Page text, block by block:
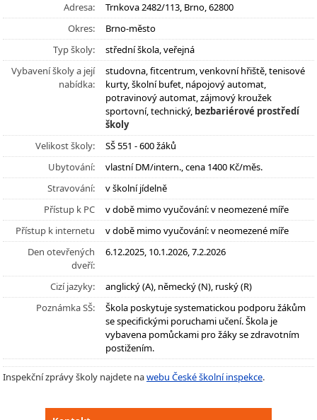
Adresa:
Trnkova 2482/113, Brno, 62800
Okres:
Brno-město
Typ školy:
střední škola, veřejná
Vybavení školy a její
nabídka:
studovna, fitcentrum, venkovní hřiště, tenisové
kurty, školní bufet, nápojový automat,
potravinový automat, zájmový kroužek
sportovní, technický, bezbariérové prostředí
školy
Velikost školy:
SŠ 551 - 600 žáků
Ubytování:
vlastní DM/intern., cena 1400 Kč/měs.
Stravování:
v školní jídelně
Přístup k PC
v době mimo vyučování: v neomezené míře
Přístup k internetu
v době mimo vyučování: v neomezené míře
Den otevřených
dveří:
6.12.2025, 10.1.2026, 7.2.2026
Cizí jazyky:
anglický (A), německý (N), ruský (R)
Poznámka SŠ:
Škola poskytuje systematickou podporu žákům
se specifickými poruchami učení. Škola je
vybavena pomůckami pro žáky se zdravotním
postižením.
Inspekční zprávy školy najdete nawebu České školní inspekce.